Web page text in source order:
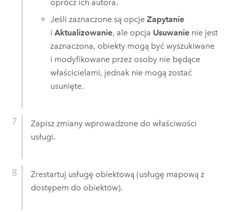
oprócz ich autora.
Jeśli zaznaczone są opcjeZapytanie
iAktualizowanie, ale opcja Usuwanie nie jest
zaznaczona, obiekty mogą być wyszukiwane
i modyfikowane przez osoby nie będące
właścicielami, jednak nie mogą zostać
usunięte.
Zapisz zmiany wprowadzone do właściwości
usługi.
Zrestartuj usługę obiektową (usługę mapową z
dostępem do obiektów).